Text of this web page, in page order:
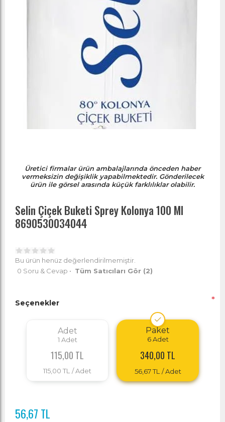
Üretici firmalar ürün ambalajlarında önceden haber
vermeksizin değişiklik yapabilmektedir. Gönderilecek
ürün ile görsel arasında küçük farklılıklar olabilir.
Selin Çiçek Buketi Sprey Kolonya 100 Ml
8690530034044
Bu ürün henüz değerlendirilmemiştir.
0 Soru & Cevap • Tüm Satıcıları Gör (2)
Seçenekler *
Adet
1 Adet
115,00 TL
115,00 TL / Adet
Paket
6 Adet
340,00 TL
56,67 TL / Adet
56,67 TL